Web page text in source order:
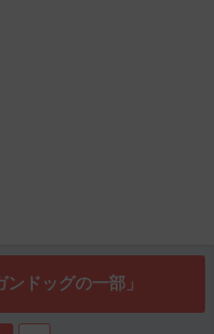
ドッグの一部」